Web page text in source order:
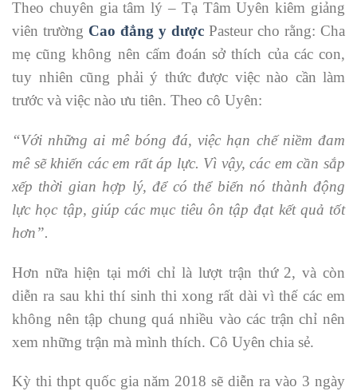
Theo chuyên gia tâm lý – Tạ Tâm Uyên kiêm giảng
viên trường Cao đẳng y dược Pasteur cho rằng: Cha
mẹ cũng không nên cấm đoán sở thích của các con,
tuy nhiên cũng phải ý thức được việc nào cần làm
trước và việc nào ưu tiên. Theo cô Uyên:
“Với những ai mê bóng đá, việc hạn chế niềm đam
mê sẽ khiến các em rất áp lực. Vì vậy, các em cần sắp
xếp thời gian hợp lý, để có thể biến nó thành động
lực học tập, giúp các mục tiêu ôn tập đạt kết quả tốt
hơn”.
Hơn nữa hiện tại mới chỉ là lượt trận thứ 2, và còn
diễn ra sau khi thí sinh thi xong rất dài vì thế các em
không nên tập chung quá nhiều vào các trận chỉ nên
xem những trận mà mình thích. Cô Uyên chia sẻ.
Kỳ thi thpt quốc gia năm 2018 sẽ diễn ra vào 3 ngày